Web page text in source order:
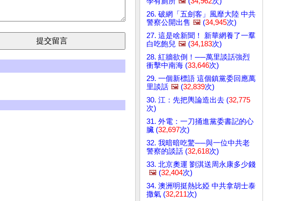
26. 破網「五劍客」風靡大陸 中共
警察公開出售 🖼️ (34,945次)
27. 這是啥新聞！ 新華網養了一羣
白吃飽兒 🖼️ (34,183次)
28. 紅牆欲倒！──萬里談話強烈
衝擊中南海 (33,646次)
29. 一個新標語 這個鎮黨委回應萬
里談話 🖼️ (32,839次)
30. 江：先把輿論造出去 (32,775
次)
31. 外電：一刀捅進黨委書記的心
臟 (32,697次)
32. 我暗暗吃驚──與一位中共老
警察的談話 (32,618次)
33. 北京奧運 劉淇送周永康多少錢
🖼️ (32,404次)
34. 澳洲明挺熱比婭 中共拿胡士泰
撒氣 (32,211次)